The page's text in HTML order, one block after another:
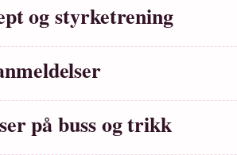
og styrketrening
på buss og trikk